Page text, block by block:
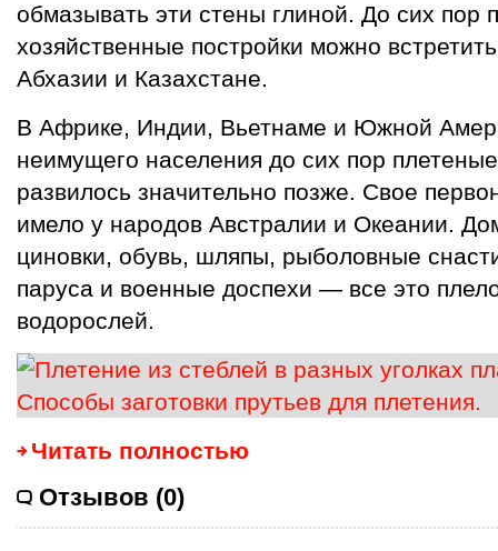
обмазывать эти стены глиной. До сих пор
хозяйственные постройки можно
Абхазии и Казахстане.
В Африке, Индии, Вьетнаме и Южной
неимущего населения до сих пор
развилось значительно позже. Свое
имело у народов Австралии и Океании.
циновки, обувь, шляпы, рыболовные
паруса и военные доспехи — все это
водорослей.
Читать полностью
Отзывов (0)